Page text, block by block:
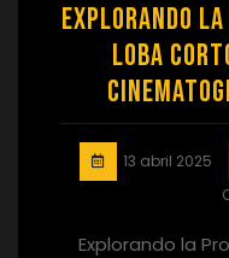
Explorando la
Loba
13 abril 2025
Explorando la